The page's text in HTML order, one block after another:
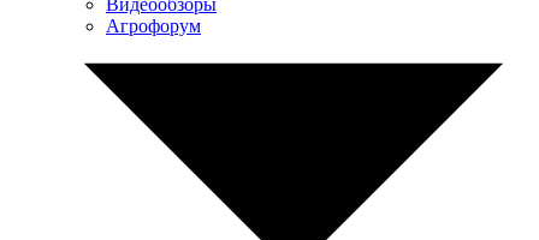
Видеообзоры
Агрофорум